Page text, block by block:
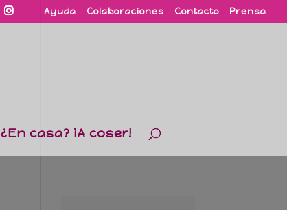
Ayuda Colaboraciones Contacto Prensa
¿En casa? ¡A coser!